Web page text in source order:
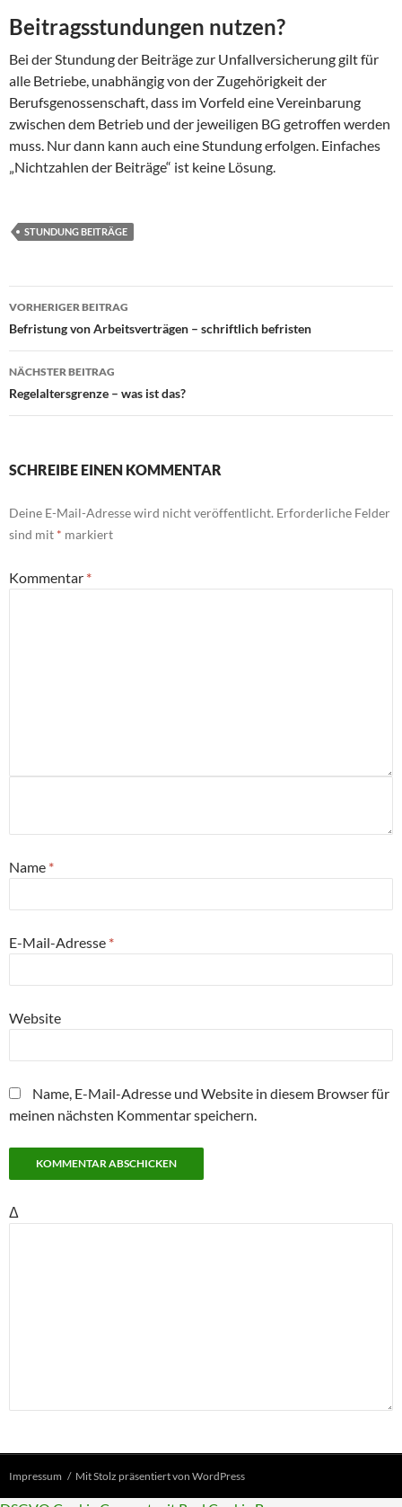
Beitragsstundungen nutzen?
Bei der Stundung der Beiträge zur Unfallversicherung gilt für
alle Betriebe, unabhängig von der Zugehörigkeit der
Berufsgenossenschaft, dass im Vorfeld eine Vereinbarung
zwischen dem Betrieb und der jeweiligen BG getroffen werden
muss. Nur dann kann auch eine Stundung erfolgen. Einfaches
„Nichtzahlen der Beiträge“ ist keine Lösung.
STUNDUNG BEITRÄGE
Beitragsnavigation
VORHERIGER BEITRAG
Befristung von Arbeitsverträgen – schriftlich befristen
NÄCHSTER BEITRAG
Regelaltersgrenze – was ist das?
SCHREIBE EINEN KOMMENTAR
Deine E-Mail-Adresse wird nicht veröffentlicht. Erforderliche Felder
sind mit * markiert
Kommentar *
Name *
E-Mail-Adresse *
Website
Name, E-Mail-Adresse und Website in diesem Browser für
meinen nächsten Kommentar speichern.
Δ
Impressum Mit Stolz präsentiert von WordPress